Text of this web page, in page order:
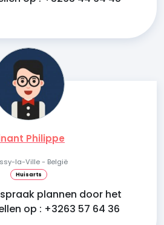
Philippe
la-Ville - België
Huisarts
plannen door het
op : +3263 57 64 36